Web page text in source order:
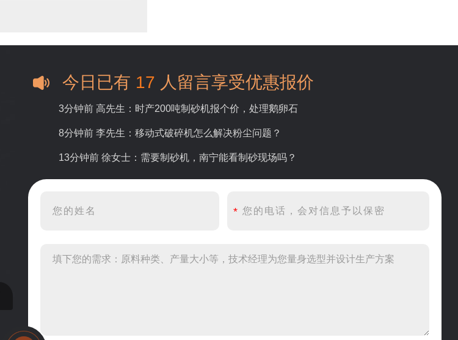
今日已有 17 人留言享受优惠报价
3分钟前 高先生：时产200吨制砂机报个价，处理鹅卵石
8分钟前 李先生：移动式破碎机怎么解决粉尘问题？
13分钟前 徐女士：需要制砂机，南宁能看制砂现场吗？
16分钟前 程先生：破碎生产线出个方案及报价，有什么售后服务？
22分钟前 郑女士：想了解时产500吨锤破，加工石灰石
36分钟前 罗先生：每小时100吨左右的鄂破和反击破，推荐下型号